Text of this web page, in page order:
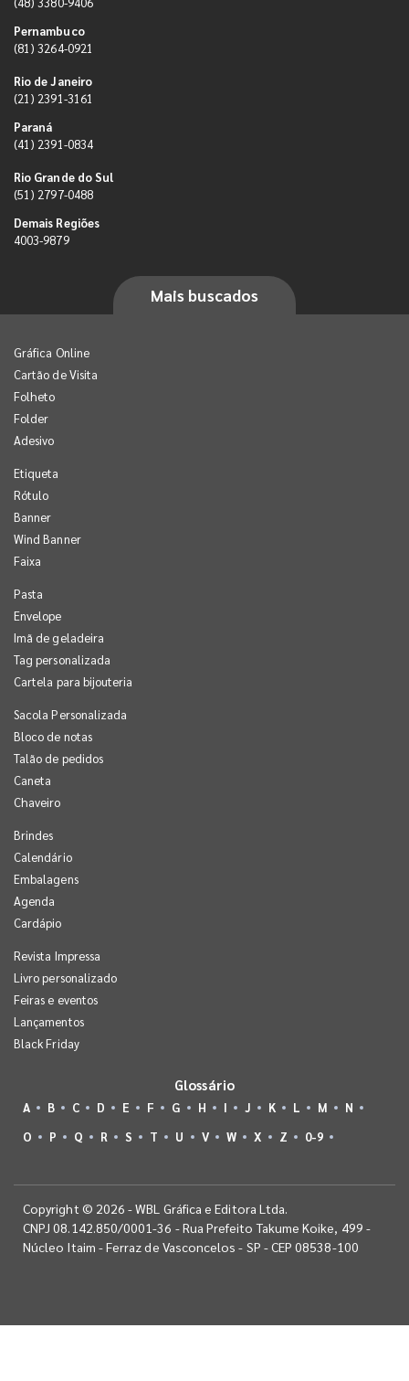
Pernambuco
(81) 3264-0921
Rio de Janeiro
(21) 2391-3161
Paraná
(41) 2391-0834
Rio Grande do Sul
(51) 2797-0488
Demais Regiões
4003-9879
Mais buscados
Gráfica Online
Cartão de Visita
Folheto
Folder
Adesivo
Etiqueta
Rótulo
Banner
Wind Banner
Faixa
Pasta
Envelope
Imã de geladeira
Tag personalizada
Cartela para bijouteria
Sacola Personalizada
Bloco de notas
Talão de pedidos
Caneta
Chaveiro
Brindes
Calendário
Embalagens
Agenda
Cardápio
Revista Impressa
Livro personalizado
Feiras e eventos
Lançamentos
Black Friday
Glossário
A B C D E F G H I J K L M
N
O
P Q R S T U V W X Z 0-9
Copyright © 2026 - WBL Gráfica e Editora Ltda.
CNPJ 08.142.850/0001-36 - Rua Prefeito Takume Koike, 499 -
Núcleo Itaim - Ferraz de Vasconcelos - SP - CEP 08538-100